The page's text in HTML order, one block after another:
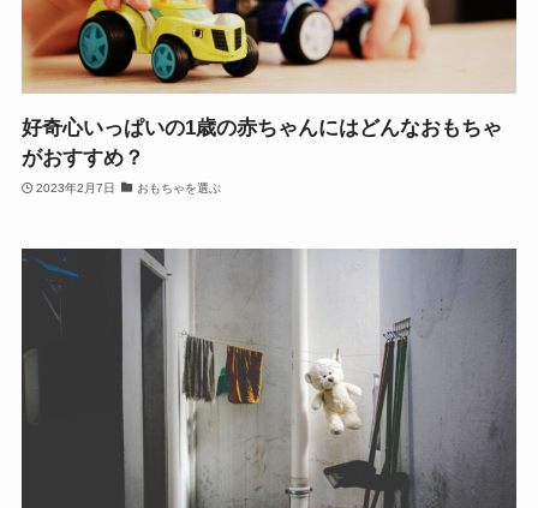
好奇心いっぱいの1歳の赤ちゃんにはどんなおもちゃ
がおすすめ？
2023年2月7日 おもちゃを選ぶ